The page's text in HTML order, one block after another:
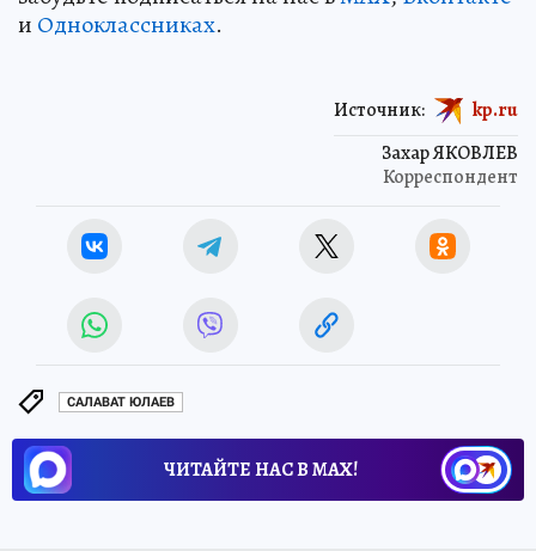
и Одноклассниках.
Захар ЯКОВЛЕВ
Корреспондент
Источник: kp.ru
САЛАВАТ ЮЛАЕВ
ЧИТАЙТЕ НАС В МАХ!